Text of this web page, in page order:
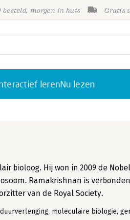
besteld, morgen in huis Gratis
lerenNu lezen
bioloog. Hij won in 2009 de
Ramakrishnan is
van de Royal Society.
moleculaire biologie,